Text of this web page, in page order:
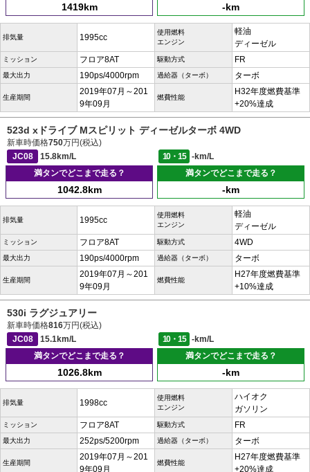
1419km -km
排気量 1995cc
使用燃料
エンジン
軽油
ディーゼル
ミッション フロア8AT 駆動方式 FR
最大出力 190ps/4000rpm 過給器（ターボ） ターボ
生産期間
2019年07月～201
9年09月
燃費性能
H32年度燃費基準
+20%達成
523d xドライブ Mスピリット ディーゼルターボ 4WD
新車時価格750万円(税込)
JC08
15.8km/L 10・15
-km/L
満タンでどこまで走る？
1042.8km
満タンでどこまで走る？
-km
排気量 1995cc
使用燃料
エンジン
軽油
ディーゼル
ミッション フロア8AT 駆動方式 4WD
最大出力 190ps/4000rpm 過給器（ターボ） ターボ
生産期間
2019年07月～201
9年09月
燃費性能
H27年度燃費基準
+10%達成
530i ラグジュアリー
新車時価格816万円(税込)
JC08
15.1km/L 10・15
-km/L
満タンでどこまで走る？
1026.8km
満タンでどこまで走る？
-km
排気量 1998cc
使用燃料
エンジン
ハイオク
ガソリン
ミッション フロア8AT 駆動方式 FR
最大出力 252ps/5200rpm 過給器（ターボ） ターボ
生産期間
2019年07月～201
9年09月
燃費性能
H27年度燃費基準
+20%達成